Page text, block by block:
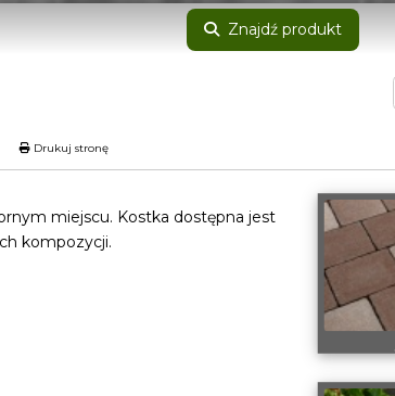
Znajdź produkt
Drukuj stronę
miejscu. Kostka dostępna jest
kompozycji.